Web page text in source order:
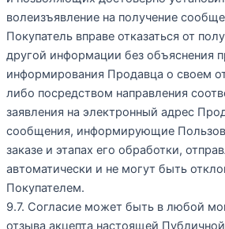
волеизъявление на получение
Покупатель вправе отказаться от
другой информации без объяснения
информирования Продавца о своем
либо посредством направления
заявления на электронный адрес
сообщения, информирующие
заказе и этапах его обработки,
автоматически и не могут быть
Покупателем.
9.7. Согласие может быть в любой
отзыва акцепта настоящей